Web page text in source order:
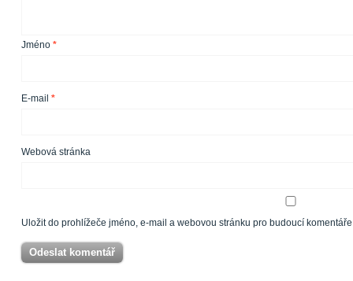
Jméno *
E-mail *
Webová stránka
Uložit do prohlížeče jméno, e-mail a webovou stránku pro budoucí